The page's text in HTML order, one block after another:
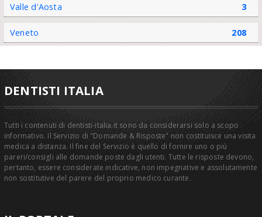
Valle d'Aosta 3
Veneto 208
DENTISTI ITALIA
Tutti i contenuti di dentisti-italia.it sono da considerarsi solo a scopo
informativo. Il Servizio di "Domande & Risposte" non costituisce una visita
medica a distanza. Il fine del Servizio è quello di fornire uno o più
pareri/consigli alle domande poste dagli utenti. Tutte le risposte devono,
pertanto, essere considerate indicative, non impegnative e assolutamente
non sostitutive del parere del proprio medico curante.